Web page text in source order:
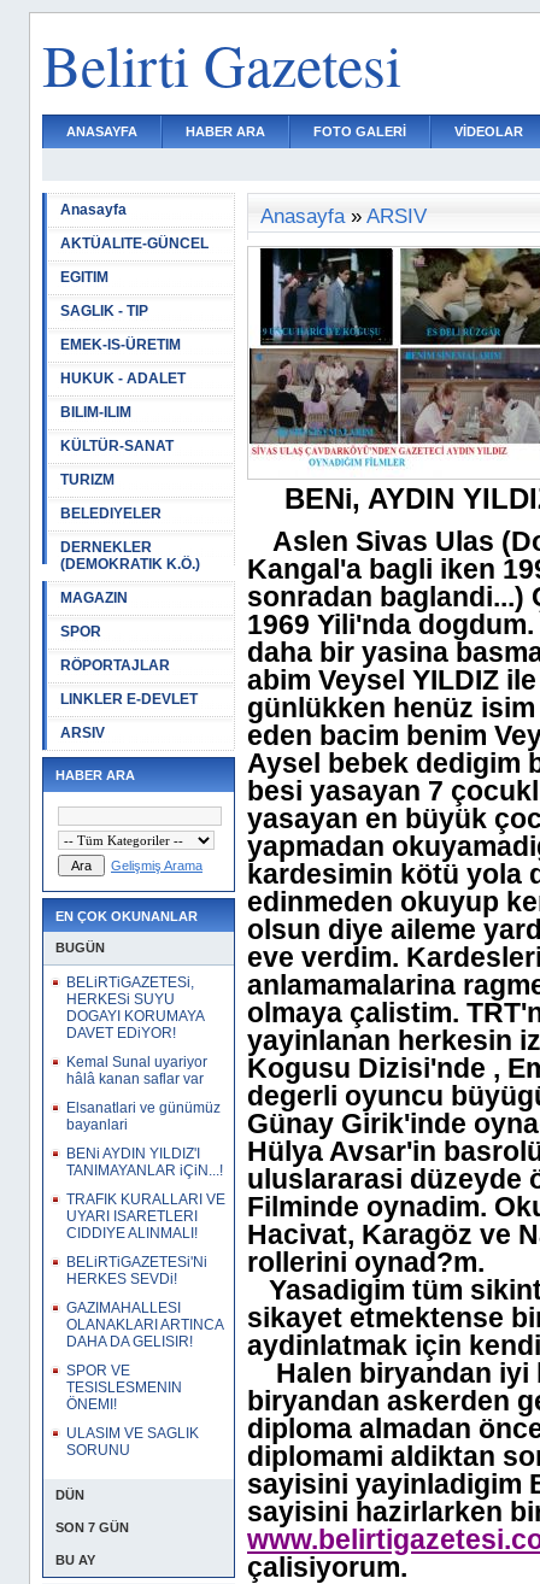
Belirti Gazetesi
ANASAYFA HABER ARA FOTO GALERİ VİDEOLAR
Anasayfa
AKTÜALITE-GÜNCEL
EGITIM
SAGLIK - TIP
EMEK-IS-ÜRETIM
HUKUK - ADALET
BILIM-ILIM
KÜLTÜR-SANAT
TURIZM
BELEDIYELER
DERNEKLER
(DEMOKRATIK K.Ö.)
MAGAZIN
SPOR
RÖPORTAJLAR
LINKLER E-DEVLET
ARSIV
HABER ARA
Gelişmiş Arama
EN ÇOK OKUNANLAR
BUGÜN
BELiRTiGAZETESi,
HERKESi SUYU
DOGAYI KORUMAYA
DAVET EDiYOR!
Kemal Sunal uyariyor
hâlâ kanan saflar var
Elsanatlari ve günümüz
bayanlari
BENi AYDIN YILDIZ'I
TANIMAYANLAR iÇiN...!
TRAFIK KURALLARI VE
UYARI ISARETLERI
CIDDIYE ALINMALI!
BELiRTiGAZETESi'Ni
HERKES SEVDi!
GAZIMAHALLESI
OLANAKLARI ARTINCA
DAHA DA GELISIR!
SPOR VE
TESISLESMENIN
ÖNEMI!
ULASIM VE SAGLIK
SORUNU
DÜN
SON 7 GÜN
BU AY
Anasayfa» ARSIV
BENi, AYDIN
Aslen Sivas Ulas
Kangal'a bagli iken
sonradan baglandi...)
1969 Yili'nda
daha bir yasina
abim Veysel YILDIZ
günlükken henüz
eden bacim benim
Aysel bebek dedigim
besi yasayan 7
yasayan en büyük
yapmadan
kardesimin kötü yola
edinmeden okuyup
olsun diye aileme
eve verdim.
anlamamalarina
olmaya çalistim.
yayinlanan herkesin
Kogusu Dizisi'nde ,
degerli oyuncu
Günay Girik'inde
Hülya Avsar'in
uluslararasi düzeyde
Filminde oynadim.
Hacivat, Karagöz ve
rollerini oynad?m.
Yasadigim tüm
sikayet etmektense
aydinlatmak için
Halen biryandan iyi
biryandan askerden
diploma almadan
diplomami aldiktan
sayisini yayinladigim
sayisini hazirlarken
çalisiyorum.